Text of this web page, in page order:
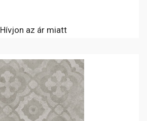
Hívjon az ár miatt